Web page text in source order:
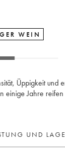
WEIN
Üppigkeit und
einige Jahre reifen
UND